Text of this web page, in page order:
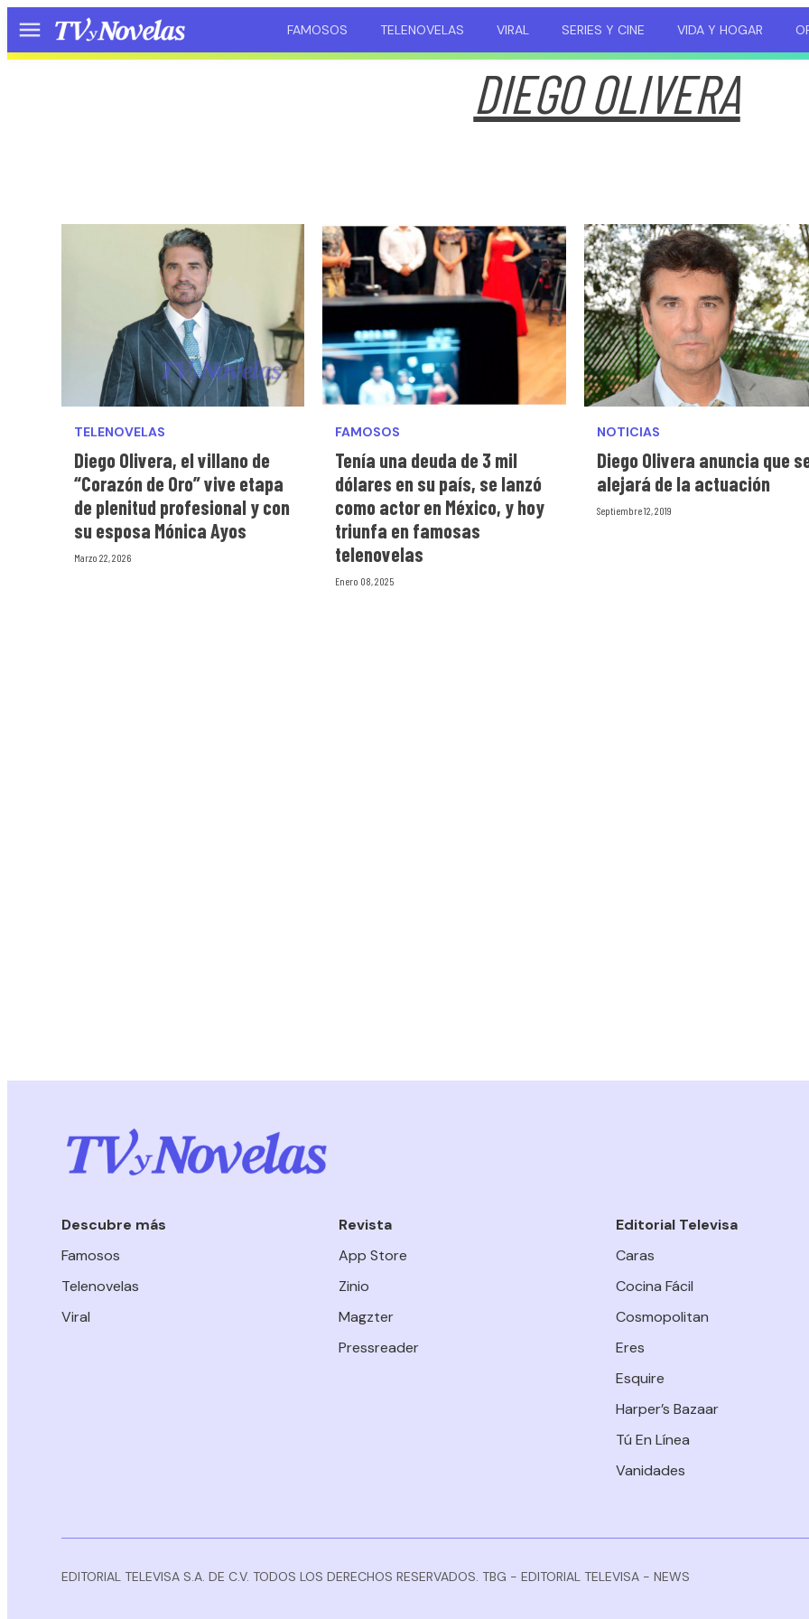
Menú FAMOSOS TELENOVELAS VIRAL SERIES Y CINE VIDA Y HOGAR
DIEGO OLIVERA
TELENOVELAS
Diego Olivera, el villano de
“Corazón de Oro” vive etapa
de plenitud profesional y con
su esposa Mónica Ayos
Marzo 22, 2026
FAMOSOS
Tenía una deuda de 3 mil
dólares en su país, se lanzó
como actor en México, y hoy
triunfa en famosas
telenovelas
Enero 08, 2025
NOTICIAS
Diego Olivera anuncia que
alejará de la actuación
Septiembre 12, 2019
Descubre más
Famosos
Telenovelas
Viral
Revista
App Store
Zinio
Magzter
Pressreader
Editorial Televisa
Caras
Cocina Fácil
Cosmopolitan
Eres
Esquire
Harper’s Bazaar
Tú En Línea
Vanidades
EDITORIAL TELEVISA S.A. DE C.V. TODOS LOS DERECHOS RESERVADOS. TBG - EDITORIAL TELEVISA - NEWS